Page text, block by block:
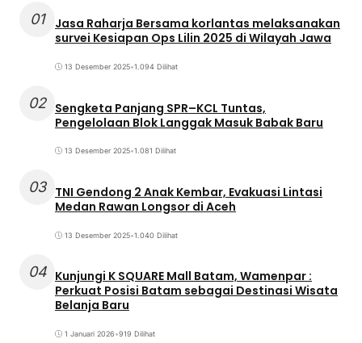
01
Jasa Raharja Bersama korlantas melaksanakan
survei Kesiapan Ops Lilin 2025 di Wilayah Jawa
13 Desember 2025•1.094 Dilihat
02 Sengketa Panjang SPR–KCL Tuntas,
Pengelolaan Blok Langgak Masuk Babak Baru
13 Desember 2025•1.081 Dilihat
03 TNI Gendong 2 Anak Kembar, Evakuasi Lintasi
Medan Rawan Longsor di Aceh
13 Desember 2025•1.040 Dilihat
04 Kunjungi K SQUARE Mall Batam, Wamenpar :
Perkuat Posisi Batam sebagai Destinasi Wisata
Belanja Baru
1 Januari 2026•919 Dilihat